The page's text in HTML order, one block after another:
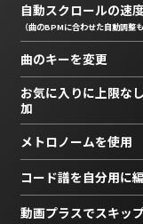
自動スクロールの速
（曲のBPMに合わせた自動調整も
曲のキーを変更
お気に入りに上限な
加
メトロノームを使用
コード譜を自分用に
動画プラスでスキッ